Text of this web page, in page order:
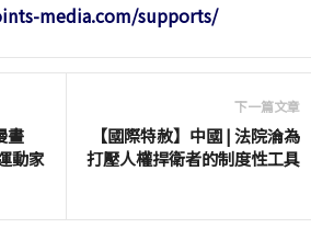
media.com/supports/
畫
動家
下一篇文章
【國際特赦】中國 | 法院淪為
打壓人權捍衛者的制度性工具